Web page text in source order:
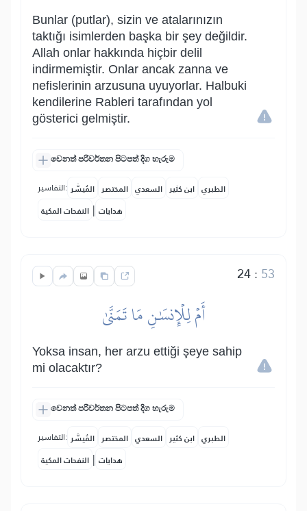
Bunlar (putlar), sizin ve atalarınızın
taktığı isimlerden başka bir şey değildir.
Allah onlar hakkında hiçbir delil
indirmemiştir. Onlar ancak zanna ve
nefislerinin arzusuna uyuyorlar. Halbuki
kendilerine Rableri tarafından yol
gösterici gelmiştir.
වෙනත් පරිවර්තන පිටපත් දිග හැරුම
التفاسير: المُيسَّر المختصر السعدي ابن كثير الطبري
النفحات المكية | هدايات
24: 53
أَمۡ لِلۡإِنسَٰنِ مَا تَمَنَّىٰ
Yoksa insan, her arzu ettiği şeye sahip
mi olacaktır?
වෙනත් පරිවර්තන පිටපත් දිග හැරුම
التفاسير: المُيسَّر المختصر السعدي ابن كثير الطبري
النفحات المكية | هدايات